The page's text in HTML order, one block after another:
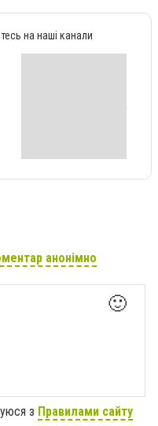
на наші канали
анонімно
🙂
з Правилами сайту